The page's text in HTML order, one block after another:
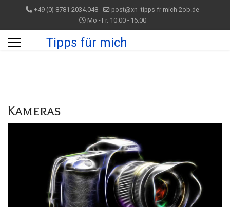
+49 (0) 8781-2034.048
post@xn--tipps-fr-mich-2ob.de
Mo - Fr. 10.00 - 16.00
Tipps für mich
Kameras